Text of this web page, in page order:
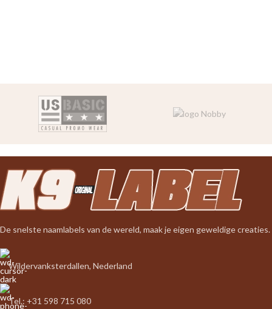
De snelste naamlabels van de wereld, maak je eigen geweldige creaties.
Wildervanksterdallen, Nederland
Tel.: +31 598 715 080